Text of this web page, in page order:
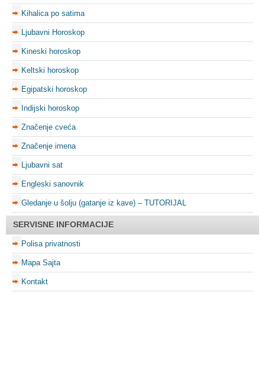
Kihalica po satima
Ljubavni Horoskop
Kineski horoskop
Keltski horoskop
Egipatski horoskop
Indijski horoskop
Značenje cveća
Značenje imena
Ljubavni sat
Engleski sanovnik
Gledanje u šolju (gatanje iz kave) – TUTORIJAL
SERVISNE INFORMACIJE
Polisa privatnosti
Mapa Sajta
Kontakt